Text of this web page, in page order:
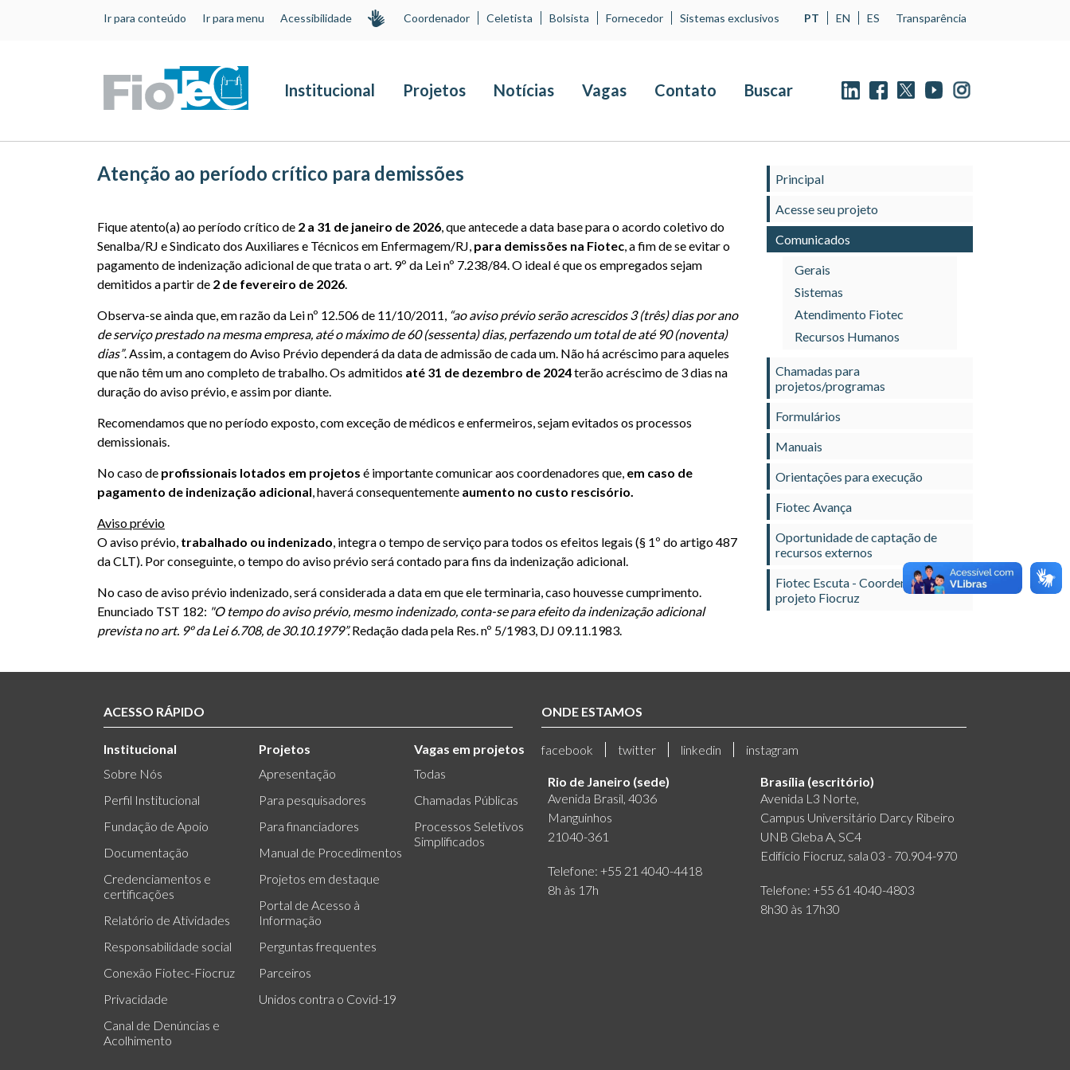
Ir para conteúdo Ir para menu Acessibilidade Coordenador Celetista Bolsista Fornecedor Sistemas exclusivos PT EN ES Transparência
Institucional Projetos Notícias Vagas Contato Buscar
Principal
Acesse seu projeto
Comunicados
Gerais
Sistemas
Atendimento Fiotec
Recursos Humanos
Chamadas para
projetos/programas
Formulários
Manuais
Orientações para execução
Fiotec Avança
Oportunidade de captação de
recursos externos
Fiotec Escuta - Coordenador de
projeto Fiocruz
Atenção ao período crítico para demissões
Fique atento(a) ao período crítico de 2 a 31 de janeiro de 2026, que antecede a data base para o acordo coletivo do
Senalba/RJ e Sindicato dos Auxiliares e Técnicos em Enfermagem/RJ, para demissões na Fiotec, a fim de se evitar o
pagamento de indenização adicional de que trata o art. 9º da Lei nº 7.238/84. O ideal é que os empregados sejam
demitidos a partir de 2 de fevereiro de 2026.
Observa-se ainda que, em razão da Lei nº 12.506 de 11/10/2011, “ao aviso prévio serão acrescidos 3 (três) dias por ano
de serviço prestado na mesma empresa, até o máximo de 60 (sessenta) dias, perfazendo um total de até 90 (noventa)
dias”. Assim, a contagem do Aviso Prévio dependerá da data de admissão de cada um. Não há acréscimo para aqueles
que não têm um ano completo de trabalho. Os admitidos até 31 de dezembro de 2024terão acréscimo de 3 dias na
duração do aviso prévio, e assim por diante.
Recomendamos que no período exposto, com exceção de médicos e enfermeiros, sejam evitados os processos
demissionais.
No caso de profissionais lotados em projetos é importante comunicar aos coordenadores que, em caso de
pagamento de indenização adicional,haverá consequentemente aumento no custo rescisório.
Aviso prévio
O aviso prévio, trabalhado ou indenizado, integra o tempo de serviço para todos os efeitos legais (§ 1º do artigo 487
da CLT). Por conseguinte, o tempo do aviso prévio será contado para fins da indenização adicional.
No caso de aviso prévio indenizado, será considerada a data em que ele terminaria, caso houvesse cumprimento.
Enunciado TST 182: "O tempo do aviso prévio, mesmo indenizado, conta-se para efeito da indenização adicional
prevista no art. 9º da Lei 6.708, de 30.10.1979”.Redação dada pela Res. nº 5/1983, DJ 09.11.1983.
ACESSO RÁPIDO
Institucional
Sobre Nós
Perfil Institucional
Fundação de Apoio
Documentação
Credenciamentos e
certificações
Relatório de Atividades
Responsabilidade social
Conexão Fiotec-Fiocruz
Privacidade
Canal de Denúncias e
Acolhimento
Projetos
Apresentação
Para pesquisadores
Para financiadores
Manual de Procedimentos
Projetos em destaque
Portal de Acesso à
Informação
Perguntas frequentes
Parceiros
Unidos contra o Covid-19
Vagas em projetos
Todas
Chamadas Públicas
Processos Seletivos
Simplificados
ONDE ESTAMOS
facebook twitter linkedin instagram
Rio de Janeiro (sede)
Avenida Brasil, 4036
Manguinhos
21040-361
Telefone: +55 21 4040-4418
8h às 17h
Brasília (escritório)
Avenida L3 Norte,
Campus Universitário Darcy Ribeiro
UNB Gleba A, SC4
Edifício Fiocruz, sala 03 - 70.904-970
Telefone: +55 61 4040-4803
8h30 às 17h30